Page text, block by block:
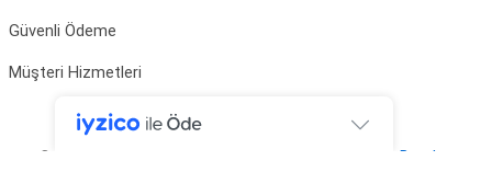
Güvenli Ödeme
Müşteri Hizmetleri
Copyright © 2025 Grosspot | Editting by Tasarım Benden